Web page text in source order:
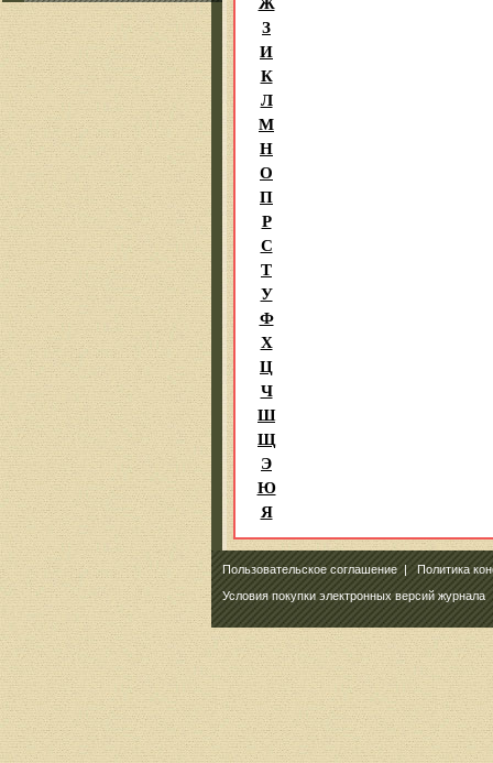
З
И
К
Л
М
Н
О
П
Р
С
Т
У
Ф
Х
Ц
Ч
Ш
Щ
Э
Ю
Я
Пользовательское соглашение|Политика
Условия покупки электронных версий журнала